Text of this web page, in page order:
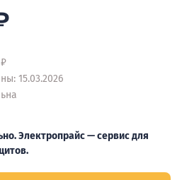
15.03.2026
Электропрайс — сервис для